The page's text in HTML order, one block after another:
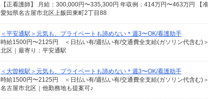
愛知県名古屋市北区上飯田東町2丁目88
＜平安通駅＞元気も、プライベートも諦めない＊週3〜OK/看護助手
時給1500円〜2125円 ＜日払い有/週払い有/交通費全支給(ガソリン代含む)＞
北区｜最寄り：平安通駅
＜大曽根駅＞元気も、プライベートも諦めない＊週3〜OK/看護助手
時給1500円〜2125円 ＜日払い有/週払い有/交通費全支給(ガソリン代含む)＞
名古屋市北区｜他勤務地も提案可♪